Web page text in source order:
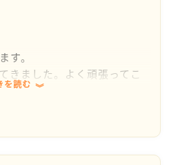
す。
きました。よく頑張ってこ
性生活も破綻している」と
様と一緒にいる意味につい
まあ様にとって、結婚生活
を読む